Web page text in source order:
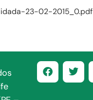
23-02-2015_0.pdf